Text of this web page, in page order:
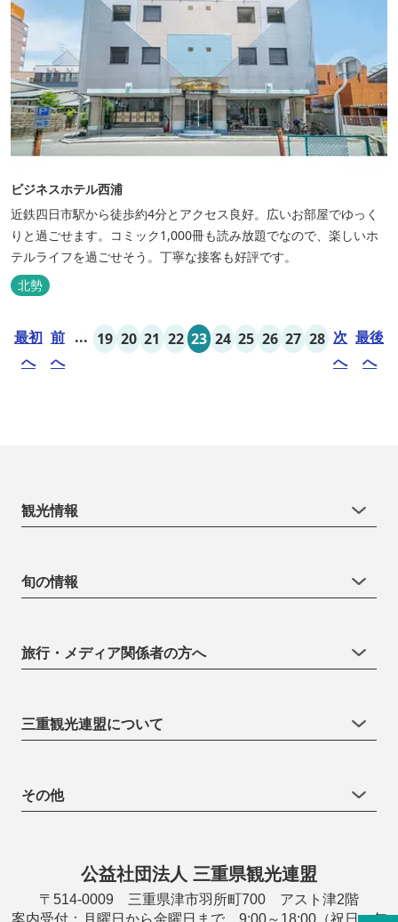
ビジネスホテル西浦
近鉄四日市駅から徒歩約4分とアクセス良好。広いお部屋でゆっく
りと過ごせます。コミック1,000冊も読み放題でなので、楽しいホ
テルライフを過ごせそう。丁寧な接客も好評です。
北勢
最初
へ
前
へ
... 19 20 21 22 23 24 25 26 27 28 次
へ
最後
へ
観光情報
旬の情報
旅行・メディア関係者の方へ
三重観光連盟について
その他
公益社団法人 三重県観光連盟
〒514-0009 三重県津市羽所町700 アスト津2階
案内受付：月曜日から金曜日まで 9:00～18:00（祝日・年